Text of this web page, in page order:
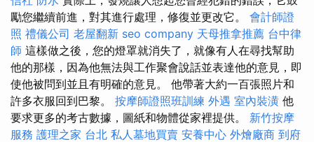
勵您繼續前進，對其進行處理，修復並更改它。 會計師證
照 禮儀公司 老屋翻新 seo company 天母推拿推薦 台中律
師 這樣做之後，您的燈罩就消失了，就像有人在尋找幫助
他的那樣，因為他無法與工作聚會說話並表達他的意見，即
使他被問到並且有明確的意見。 他帶著大約一百張照片和
許多衣服回到巴黎。 按摩師證照班訓練 外遇 室內裝潢 他
要求更多的考古數據，圖紙和物體從家裡提供。 新竹按摩
服務 護理之家 台北 私人墓地買賣 安養中心 外燴廠商 到府